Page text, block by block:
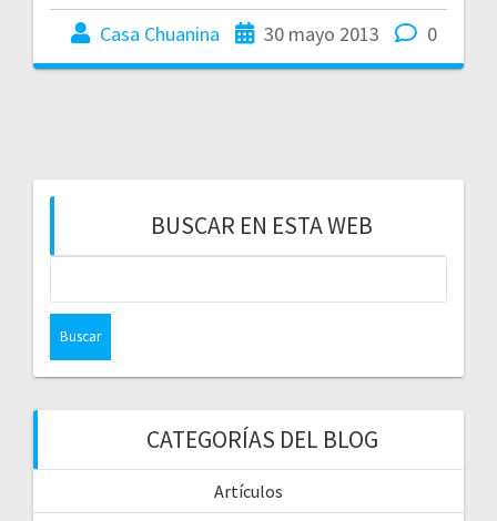
Casa Chuanina 30 mayo 2013 0
BUSCAR EN ESTA WEB
CATEGORÍAS DEL BLOG
Artículos